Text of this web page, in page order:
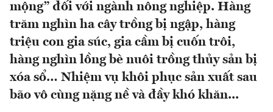
mộng” đối với ngành nông nghiệp. Hàng
trăm nghìn ha cây trồng bị ngập, hàng
triệu con gia súc, gia cầm bị cuốn trôi,
hàng nghìn lồng bè nuôi trồng thủy sản bị
xóa sổ… Nhiệm vụ khôi phục sản xuất sau
bão vô cùng nặng nề và đầy khó khăn...